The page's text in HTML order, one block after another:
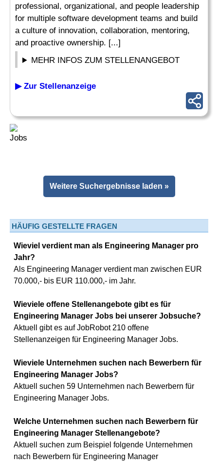
professional, organizational, and people leadership
for multiple software development teams and build
a culture of innovation, collaboration, mentoring,
and proactive ownership. [...]
MEHR INFOS ZUM STELLENANGEBOT
▶ Zur Stellenanzeige
Weitere Suchergebnisse laden »
HÄUFIG GESTELLTE FRAGEN
Wieviel verdient man als Engineering Manager pro
Jahr?
Als Engineering Manager verdient man zwischen EUR
70.000,- bis EUR 110.000,- im Jahr.
Wieviele offene Stellenangebote gibt es für
Engineering Manager Jobs bei unserer Jobsuche?
Aktuell gibt es auf JobRobot 210 offene
Stellenanzeigen für Engineering Manager Jobs.
Wieviele Unternehmen suchen nach Bewerbern für
Engineering Manager Jobs?
Aktuell suchen 59 Unternehmen nach Bewerbern für
Engineering Manager Jobs.
Welche Unternehmen suchen nach Bewerbern für
Engineering Manager Stellenangebote?
Aktuell suchen zum Beispiel folgende Unternehmen
nach Bewerbern für Engineering Manager